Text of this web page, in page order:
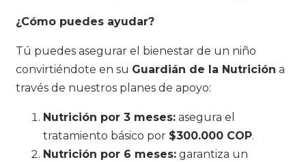
¿Cómo puedes ayudar?
Tú puedes asegurar el bienestar de un niño
convirtiéndote en su Guardián de la Nutrición a
través de nuestros planes de apoyo:
Nutrición por 3 meses: asegura el
tratamiento básico por $300.000 COP.
Nutrición por 6 meses: garantiza un